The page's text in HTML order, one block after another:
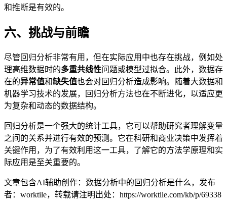
和推断是有效的。
六、挑战与前瞻
尽管回归分析非常有用，但在实际应用中也存在挑战，例如处
理高维数据时的多重共线性问题或模型过拟合。此外，数据存
在的异常值和缺失值也会对回归分析造成影响。随着大数据和
机器学习技术的发展，回归分析方法也在不断进化，以适应更
为复杂和动态的数据结构。
回归分析是一个强大的统计工具，它可以帮助研究者理解变量
之间的关系并进行有效的预测。它在科研和商业决策中发挥着
关键作用，为了有效利用这一工具，了解它的方法学原理和实
际应用是至关重要的。
文章包含AI辅助创作：数据分析中的回归分析是什么，发布
者：worktile，转载请注明出处： https://worktile.com/kb/p/69338